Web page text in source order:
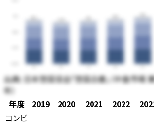
19 20 21 22 23
出典:日本惣菜協会「惣菜白書」（中食市場
年）
年度
2019 2020 2021 2022
コンビ